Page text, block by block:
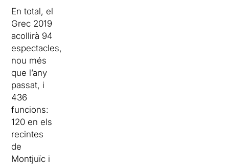
En total, el
Grec 2019
acollirà 94
espectacles,
nou més
que l’any
passat, i
436
funcions:
120 en els
recintes
de
Montjuïc i